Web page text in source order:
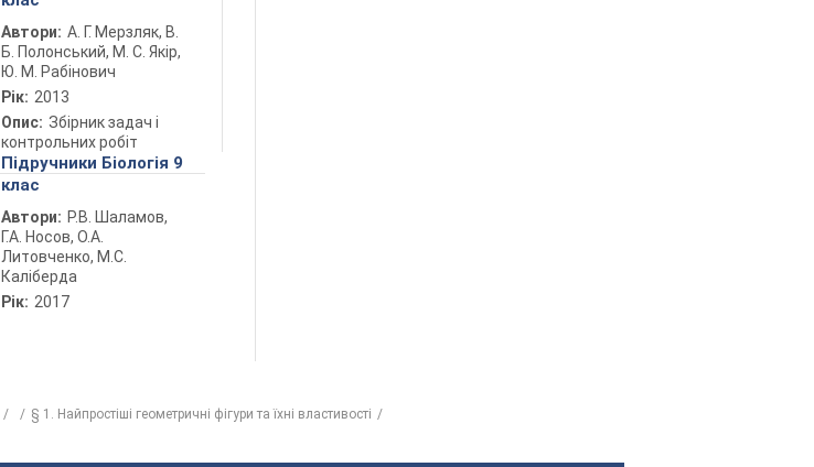
Автори: А. Г. Мерзляк, В.
Б. Полонський, М. С. Якір,
Ю. М. Рабінович
Рік: 2013
Опис: Збірник задач і
контрольних робіт
Підручники Біологія 9
клас
Автори: Р.В. Шаламов,
Г.А. Носов, О.А.
Литовченко, М.С.
Каліберда
Рік: 2017
§ 1. Найпростіші геометричні фігури та їхні властивості